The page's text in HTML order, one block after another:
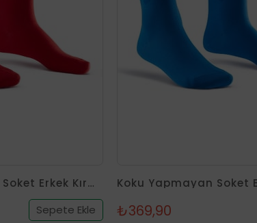
Koku Yapmayan Soket Erkek Kırmızı Gümüş Çorap
Sepete Ekle ₺369,90